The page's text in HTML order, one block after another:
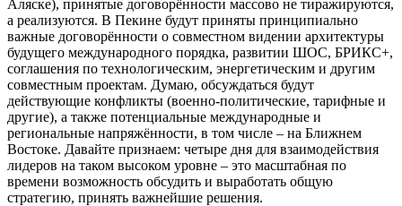
Аляске), принятые договорённости массово не тиражируются,
а реализуются. В Пекине будут приняты принципиально
важные договорённости о совместном видении архитектуры
будущего международного порядка, развитии ШОС, БРИКС+,
соглашения по технологическим, энергетическим и другим
совместным проектам. Думаю, обсуждаться будут
действующие конфликты (военно-политические, тарифные и
другие), а также потенциальные международные и
региональные напряжённости, в том числе – на Ближнем
Востоке. Давайте признаем: четыре дня для взаимодействия
лидеров на таком высоком уровне – это масштабная по
времени возможность обсудить и выработать общую
стратегию, принять важнейшие решения.